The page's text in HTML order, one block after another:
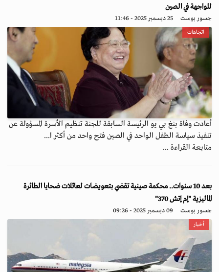
للواجهة في الصين
جسور بوست 25 ديسمبر 2025 - 11:46
اتجاهات
أعادت وفاة بنغ بي يو الرئيسة السابقة للجنة تنظيم الأسرة المسؤولة عن
تنفيذ سياسة الطفل الواحد في الصين فتح واحد من أكثر ا...
متابعة القراءة ...
بعد 10 سنوات.. محكمة صينية تقضي بتعويضات لعائلات ضحايا الطائرة
الماليزية "إم إتش 370"
جسور بوست 09 ديسمبر 2025 - 09:26
أخبار